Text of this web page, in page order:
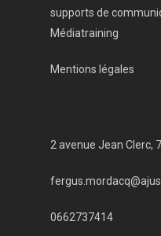
supports de
Médiatraining
Mentions légales
2 avenue Jean Clerc,
0662737414